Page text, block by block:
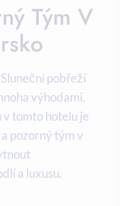
Tým V
pobřeží
výhodami.
tomto hotelu je
pozorný tým v
a luxusu.